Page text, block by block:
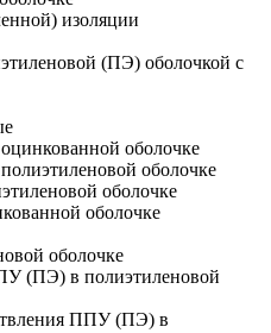
изоляции
(ПЭ) оболочкой с
оболочке
оболочке
оболочке
оболочке
оболочке
(ПЭ) в полиэтиленовой
ППУ (ПЭ) в